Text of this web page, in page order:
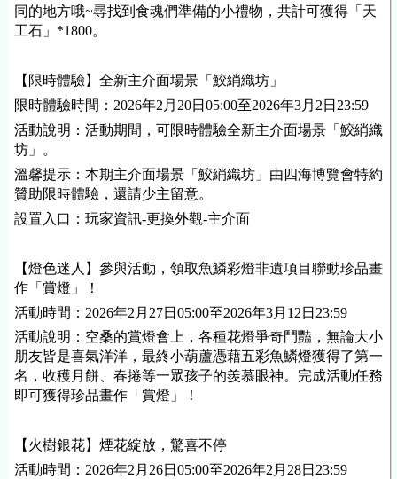
同的地方哦~尋找到食魂們準備的小禮物，共計可獲得「天
工石」*1800。
【限時體驗】全新主介面場景「鮫綃織坊」
限時體驗時間：2026年2月20日05:00至2026年3月2日23:59
活動說明：活動期間，可限時體驗全新主介面場景「鮫綃織
坊」。
溫馨提示：本期主介面場景「鮫綃織坊」由四海博覽會特約
贊助限時體驗，還請少主留意。
設置入口：玩家資訊-更換外觀-主介面
【燈色迷人】參與活動，領取魚鱗彩燈非遺項目聯動珍品畫
作「賞燈」！
活動時間：2026年2月27日05:00至2026年3月12日23:59
活動說明：空桑的賞燈會上，各種花燈爭奇鬥豔，無論大小
朋友皆是喜氣洋洋，最終小葫蘆憑藉五彩魚鱗燈獲得了第一
名，收穫月餅、春捲等一眾孩子的羨慕眼神。完成活動任務
即可獲得珍品畫作「賞燈」！
【火樹銀花】煙花綻放，驚喜不停
活動時間：2026年2月26日05:00至2026年2月28日23:59